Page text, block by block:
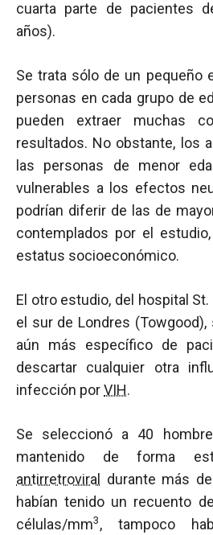
cuarta parte de pacientes
años).
Se trata sólo de un pequeño
personas en cada grupo de
pueden extraer muchas
resultados. No obstante, los
las personas de menor
vulnerables a los efectos
podrían diferir de las de
contemplados por el
estatus socioeconómico.
El otro estudio, del hospital
el sur de Londres
aún más específico de
descartar cualquier otra
infección porVIH.
Se seleccionó a 40
mantenido de forma
antirretroviral
durante más
habían tenido un recuento de
células/mm3, tampoco